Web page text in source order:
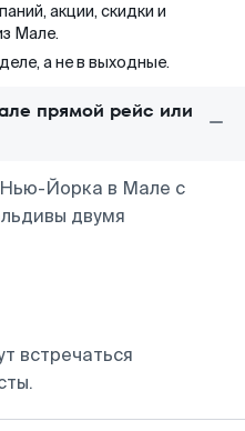
акции, скидки и
Мале.
а не в выходные.
прямой рейс или
Йорка в Мале с
двумя
встречаться